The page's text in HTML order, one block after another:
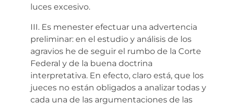
luces excesivo.
III. Es menester efectuar una advertencia
preliminar: en el estudio y análisis de los
agravios he de seguir el rumbo de la Corte
Federal y de la buena doctrina
interpretativa. En efecto, claro está, que los
jueces no están obligados a analizar todas y
cada una de las argumentaciones de las